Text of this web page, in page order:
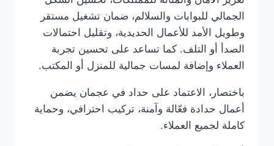
الجمالي للبوابات والسلالم، ضمان تشغيل مستقر
وطويل الأمد للأعمال الحديدية، وتقليل احتمالات
الصدأ أو التلف. كما تساعد على تحسين تجربة
العملاء وإضافة لمسات جمالية للمنزل أو المكتب.
باختصار، الاعتماد على حداد في عجمان يضمن
أعمال حدادة فعّالة وآمنة، تركيب احترافي، وحماية
كاملة لجميع العملاء.